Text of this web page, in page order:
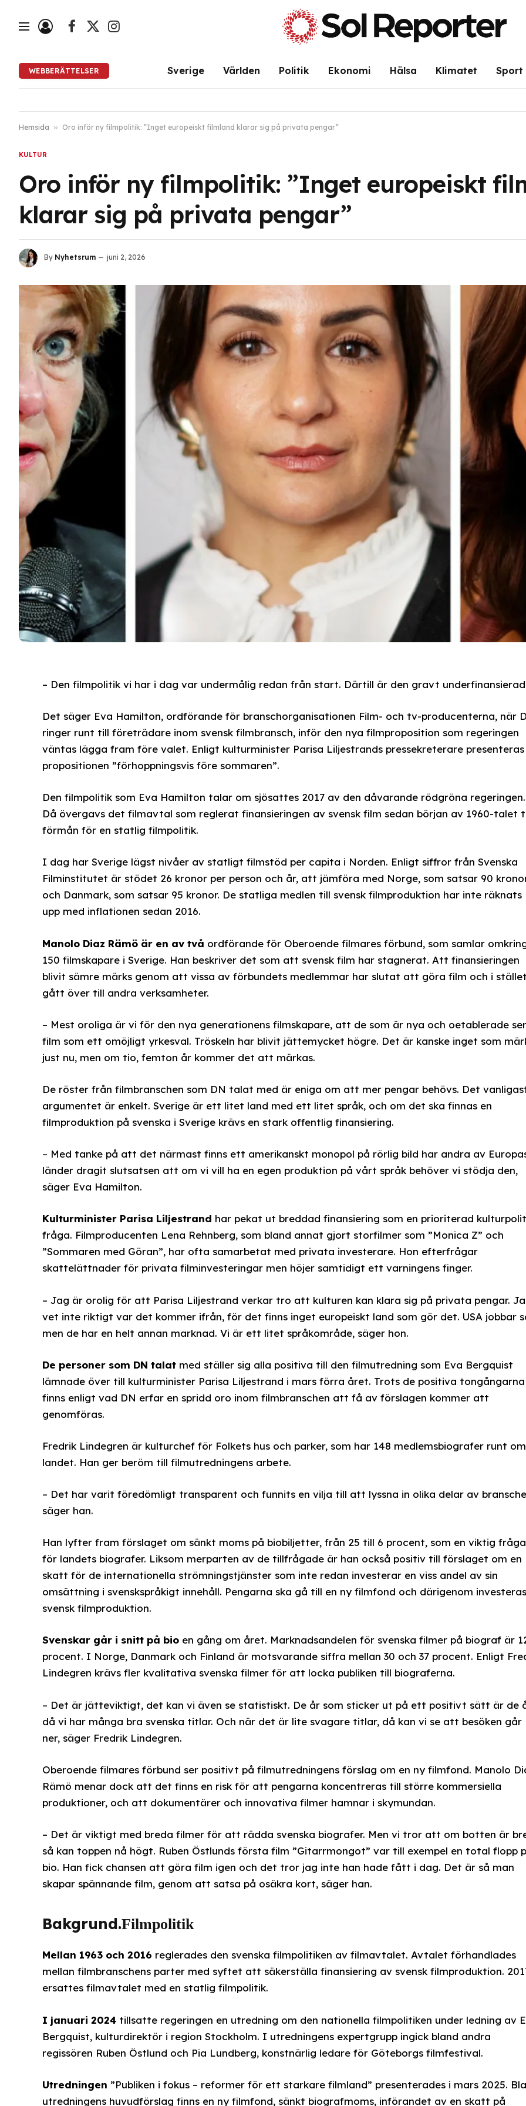
Facebook
X
Instagram
WEBBERÄTTELSER Sverige Världen Politik Ekonomi Hälsa Klimatet Sport
Hemsida » Oro inför ny filmpolitik: ”Inget europeiskt filmland klarar sig på privata pengar”
KULTUR
Oro inför ny filmpolitik: ”Inget europeiskt
klarar sig på privata pengar”
By Nyhetsrum juni 2, 2026
– Den filmpolitik vi har i dag var undermålig redan från start. Därtill är den gravt
Det säger Eva Hamilton, ordförande för branschorganisationen Film- och tv-producenterna, när
ringer runt till företrädare inom svensk filmbransch, inför den nya filmproposition som regeringen
väntas lägga fram före valet. Enligt kulturminister Parisa Liljestrands pressekreterare presenteras
propositionen ”förhoppningsvis före sommaren”.
Den filmpolitik som Eva Hamilton talar om sjösattes 2017 av den dåvarande rödgröna regeringen.
Då övergavs det filmavtal som reglerat finansieringen av svensk film sedan början av 1960-talet
förmån för en statlig filmpolitik.
I dag har Sverige lägst nivåer av statligt filmstöd per capita i Norden. Enligt siffror från Svenska
Filminstitutet är stödet 26 kronor per person och år, att jämföra med Norge, som satsar 90
och Danmark, som satsar 95 kronor. De statliga medlen till svensk filmproduktion har inte räknats
upp med inflationen sedan 2016.
Manolo Diaz Rämö är en av två ordförande för Oberoende filmares förbund, som samlar
150 filmskapare i Sverige. Han beskriver det som att svensk film har stagnerat. Att finansieringen
blivit sämre märks genom att vissa av förbundets medlemmar har slutat att göra film och i stället
gått över till andra verksamheter.
– Mest oroliga är vi för den nya generationens filmskapare, att de som är nya och oetablerade ser
film som ett omöjligt yrkesval. Tröskeln har blivit jättemycket högre. Det är kanske inget som
just nu, men om tio, femton år kommer det att märkas.
De röster från filmbranschen som DN talat med är eniga om att mer pengar behövs. Det
argumentet är enkelt. Sverige är ett litet land med ett litet språk, och om det ska finnas en
filmproduktion på svenska i Sverige krävs en stark offentlig finansiering.
– Med tanke på att det närmast finns ett amerikanskt monopol på rörlig bild har andra av
länder dragit slutsatsen att om vi vill ha en egen produktion på vårt språk behöver vi stödja den,
säger Eva Hamilton.
Kulturminister Parisa Liljestrand har pekat ut breddad finansiering som en prioriterad
fråga. Filmproducenten Lena Rehnberg, som bland annat gjort storfilmer som ”Monica Z” och
”Sommaren med Göran”, har ofta samarbetat med privata investerare. Hon efterfrågar
skattelättnader för privata filminvesteringar men höjer samtidigt ett varningens finger.
– Jag är orolig för att Parisa Liljestrand verkar tro att kulturen kan klara sig på privata pengar.
vet inte riktigt var det kommer ifrån, för det finns inget europeiskt land som gör det. USA jobbar
men de har en helt annan marknad. Vi är ett litet språkområde, säger hon.
De personer som DN talatmed ställer sig alla positiva till den filmutredning som Eva Bergquist
lämnade över till kulturminister Parisa Liljestrand i mars förra året. Trots de positiva tongångarna
finns enligt vad DN erfar en spridd oro inom filmbranschen att få av förslagen kommer att
genomföras.
Fredrik Lindegren är kulturchef för Folkets hus och parker, som har 148 medlemsbiografer runt
landet. Han ger beröm till filmutredningens arbete.
– Det har varit föredömligt transparent och funnits en vilja till att lyssna in olika delar av
säger han.
Han lyfter fram förslaget om sänkt moms på biobiljetter, från 25 till 6 procent, som en viktig fråga
för landets biografer. Liksom merparten av de tillfrågade är han också positiv till förslaget om en
skatt för de internationella strömningstjänster som inte redan investerar en viss andel av sin
omsättning i svenskspråkigt innehåll. Pengarna ska gå till en ny filmfond och därigenom
svensk filmproduktion.
Svenskar går i snitt på bioen gång om året. Marknadsandelen för svenska filmer på biograf är
procent. I Norge, Danmark och Finland är motsvarande siffra mellan 30 och 37 procent. Enligt
Lindegren krävs fler kvalitativa svenska filmer för att locka publiken till biograferna.
– Det är jätteviktigt, det kan vi även se statistiskt. De år som sticker ut på ett positivt sätt är de
då vi har många bra svenska titlar. Och när det är lite svagare titlar, då kan vi se att besöken går
ner, säger Fredrik Lindegren.
Oberoende filmares förbund ser positivt på filmutredningens förslag om en ny filmfond. Manolo
Rämö menar dock att det finns en risk för att pengarna koncentreras till större kommersiella
produktioner, och att dokumentärer och innovativa filmer hamnar i skymundan.
– Det är viktigt med breda filmer för att rädda svenska biografer. Men vi tror att om botten är
så kan toppen nå högt. Ruben Östlunds första film ”Gitarrmongot” var till exempel en total flopp
bio. Han fick chansen att göra film igen och det tror jag inte han hade fått i dag. Det är så man
skapar spännande film, genom att satsa på osäkra kort, säger han.
Bakgrund.Filmpolitik
Mellan 1963 och 2016 reglerades den svenska filmpolitiken av filmavtalet. Avtalet förhandlades
mellan filmbranschens parter med syftet att säkerställa finansiering av svensk filmproduktion.
ersattes filmavtalet med en statlig filmpolitik.
I januari 2024tillsatte regeringen en utredning om den nationella filmpolitiken under ledning av
Bergquist, kulturdirektör i region Stockholm. I utredningens expertgrupp ingick bland andra
regissören Ruben Östlund och Pia Lundberg, konstnärlig ledare för Göteborgs filmfestival.
Utredningen ”Publiken i fokus – reformer för ett starkare filmland” presenterades i mars 2025.
utredningens huvudförslag finns en ny filmfond, sänkt biografmoms, införandet av en skatt på